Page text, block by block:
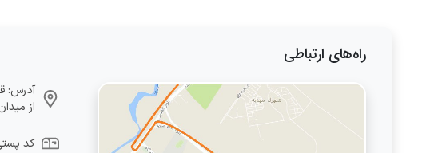
راه‌های ارتباطی
آدرس:
از
کد پستی: